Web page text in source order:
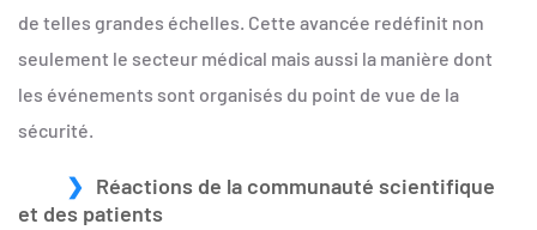
de telles grandes échelles. Cette avancée redéfinit non
seulement le secteur médical mais aussi la manière dont
les événements sont organisés du point de vue de la
sécurité.
Réactions de la communauté scientifique
et des patients